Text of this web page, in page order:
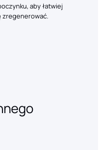
aby łatwiej
zregenerować.